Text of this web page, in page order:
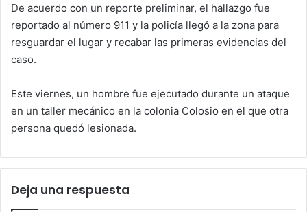
De acuerdo con un reporte preliminar, el hallazgo fue
reportado al número 911 y la policía llegó a la zona para
resguardar el lugar y recabar las primeras evidencias del
caso.
Este viernes, un hombre fue ejecutado durante un ataque
en un taller mecánico en la colonia Colosio en el que otra
persona quedó lesionada.
Deja una respuesta